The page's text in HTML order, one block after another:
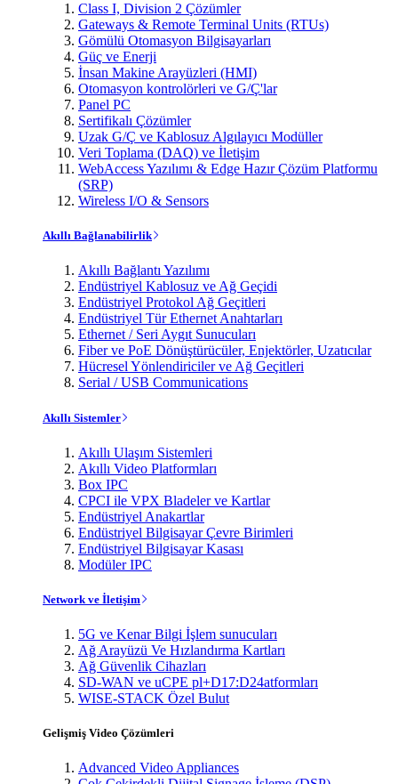
Class I, Division 2 Çözümler
Gateways & Remote Terminal Units (RTUs)
Gömülü Otomasyon Bilgisayarları
Güç ve Enerji
İnsan Makine Arayüzleri (HMI)
Otomasyon kontrolörleri ve G/Ç'lar
Panel PC
Sertifikalı Çözümler
Uzak G/Ç ve Kablosuz Algılayıcı Modüller
Veri Toplama (DAQ) ve İletişim
WebAccess Yazılımı & Edge Hazır Çözüm Platformu
(SRP)
Wireless I/O & Sensors
Akıllı Bağlanabilirlik
Akıllı Bağlantı Yazılımı
Endüstriyel Kablosuz ve Ağ Geçidi
Endüstriyel Protokol Ağ Geçitleri
Endüstriyel Tür Ethernet Anahtarları
Ethernet / Seri Aygıt Sunucuları
Fiber ve PoE Dönüştürücüler, Enjektörler, Uzatıcılar
Hücresel Yönlendiriciler ve Ağ Geçitleri
Serial / USB Communications
Akıllı Sistemler
Akıllı Ulaşım Sistemleri
Akıllı Video Platformları
Box IPC
CPCI ile VPX Bladeler ve Kartlar
Endüstriyel Anakartlar
Endüstriyel Bilgisayar Çevre Birimleri
Endüstriyel Bilgisayar Kasası
Modüler IPC
Network ve İletişim
5G ve Kenar Bilgi İşlem sunucuları
Ağ Arayüzü Ve Hızlandırma Kartları
Ağ Güvenlik Cihazları
SD-WAN ve uCPE pl+D17:D24atformları
WISE-STACK Özel Bulut
Gelişmiş Video Çözümleri
Advanced Video Appliances